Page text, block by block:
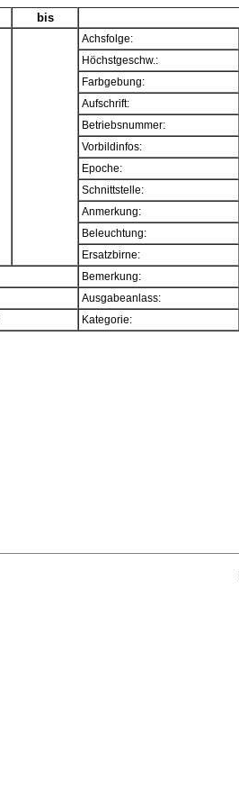
bis
Achsfolge:
Höchstgeschw.:
Farbgebung:
Aufschrift:
Betriebsnummer:
Vorbildinfos:
Epoche:
Schnittstelle:
Anmerkung:
Beleuchtung:
Ersatzbirne:
Bemerkung:
Ausgabeanlass:
Kategorie: